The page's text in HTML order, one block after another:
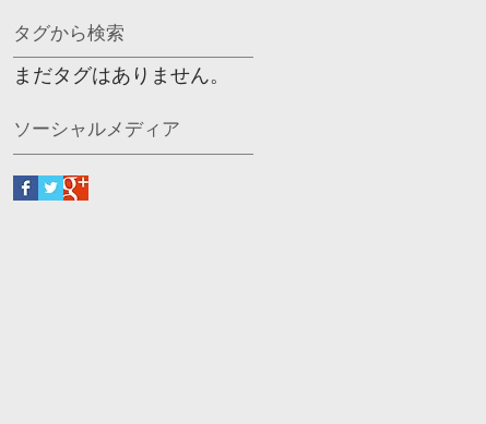
タグから検索
まだタグはありません。
ソーシャルメディア